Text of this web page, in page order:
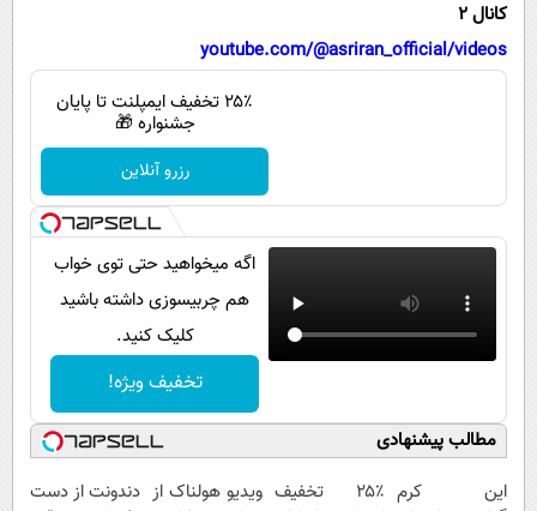
گوناگون
بین الملل
حیات وحش
آشپزی
کانال 2
youtube.com/@asriran_official/videos
۲۵٪ تخفیف ایمپلنت تا پایان
جشنواره 🎁
رزرو آنلاین
اگه میخواهید حتی توی خواب
هم چربیسوزی داشته باشید
کلیک کنید.
تخفیف ویژه!
مطالب پیشنهادی
این کرم
۲۵٪ تخفیف ویدیو هولناک از دندونت از دست